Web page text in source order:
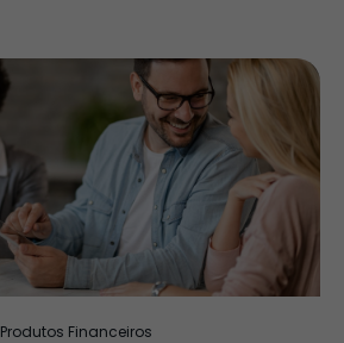
Produtos Financeiros